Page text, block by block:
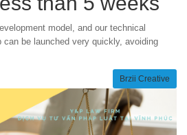
model, and our technical
can be launched very quickly, avoiding
Brzii Creative